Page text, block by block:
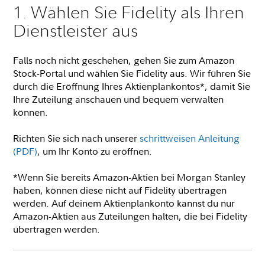
1. Wählen Sie Fidelity als Ihren
Dienstleister aus
Falls noch nicht geschehen, gehen Sie zum Amazon
Stock-Portal und wählen Sie Fidelity aus. Wir führen Sie
durch die Eröffnung Ihres Aktienplankontos*, damit Sie
Ihre Zuteilung anschauen und bequem verwalten
können.
Richten Sie sich nach unsererschrittweisen Anleitung
(PDF), um Ihr Konto zu eröffnen.
*Wenn Sie bereits Amazon-Aktien bei Morgan Stanley
haben, können diese nicht auf Fidelity übertragen
werden. Auf deinem Aktienplankonto kannst du nur
Amazon-Aktien aus Zuteilungen halten, die bei Fidelity
übertragen werden.